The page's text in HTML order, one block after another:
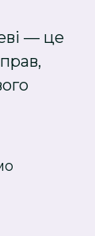
— це